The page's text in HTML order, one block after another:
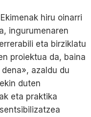
Ekimenak hiru oinarri
ingurumenaren
eta birziklatu
proiektua da, baina
azaldu du
duten
eta praktika